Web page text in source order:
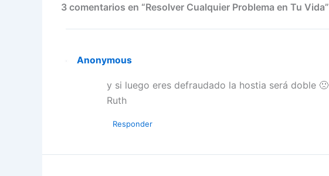
3 comentarios en “Resolver Cualquier Problema en Tu Vida”
Anonymous
y si luego eres defraudado la hostia será doble 🙁
Ruth
Responder